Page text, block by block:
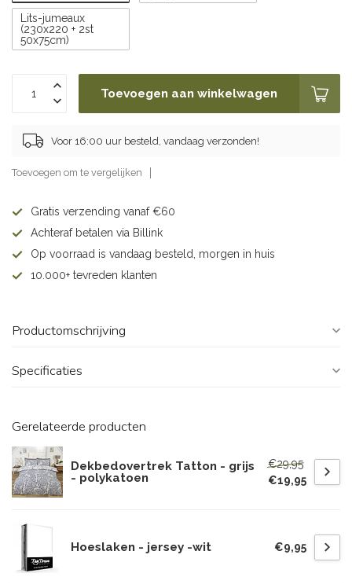
Lits-jumeaux
(230x220 + 2st
50x75cm)
Toevoegen aan winkelwagen
Voor 16:00 uur besteld, vandaag verzonden!
Toevoegen om te vergelijken
Gratis verzending vanaf €60
Achteraf betalen via Billink
Op voorraad is vandaag besteld, morgen in huis
10.000+ tevreden klanten
Productomschrijving
Specificaties
Gerelateerde producten
Dekbedovertrek Tatton - grijs
- polykatoen
€29,95
€19,95
Hoeslaken - jersey -wit €9,95